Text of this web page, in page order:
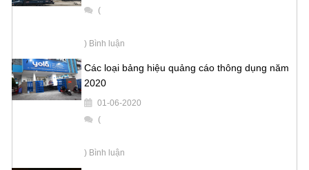
(
) Bình luận
Các loại bảng hiệu quảng cáo thông dụng năm
2020
01-06-2020
(
) Bình luận